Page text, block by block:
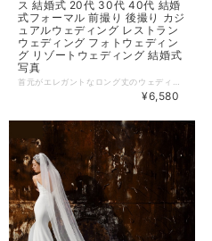
ス 結婚式 20代 30代 40代 結婚
式フォーマル 前撮り 後撮り カジ
ュアルウェディング レストラン
ウェディング フォトウェディン
グ リゾートウェディング 結婚式
写真
¥6,580